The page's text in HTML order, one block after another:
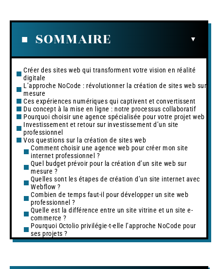
SOMMAIRE
Créer des sites web qui transforment votre vision en réalité
digitale
L’approche NoCode : révolutionner la création de sites web sur
mesure
Ces expériences numériques qui captivent et convertissent
Du concept à la mise en ligne : notre processus collaboratif
Pourquoi choisir une agence spécialisée pour votre projet web
Investissement et retour sur investissement d’un site
professionnel
Vos questions sur la création de sites web
Comment choisir une agence web pour créer mon site
internet professionnel ?
Quel budget prévoir pour la création d’un site web sur
mesure ?
Quelles sont les étapes de création d’un site internet avec
Webflow ?
Combien de temps faut-il pour développer un site web
professionnel ?
Quelle est la différence entre un site vitrine et un site e-
commerce ?
Pourquoi Octolio privilégie-t-elle l’approche NoCode pour
ses projets ?